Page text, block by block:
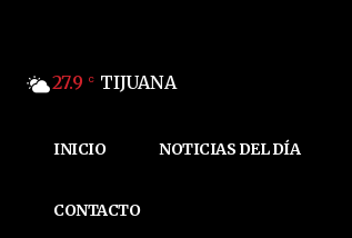
27.9 C TIJUANA
INICIO NOTICIAS DEL DÍA
CONTACTO